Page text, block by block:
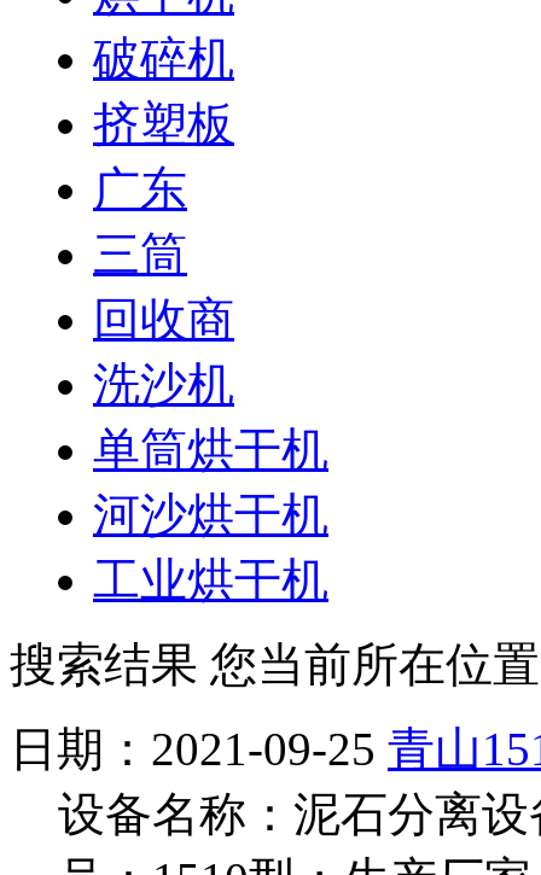
破碎机
挤塑板
广东
三筒
回收商
洗沙机
单筒烘干机
河沙烘干机
工业烘干机
搜索结果 您当前所在位
日期：2021-09-25 青山
设备名称：泥石分离